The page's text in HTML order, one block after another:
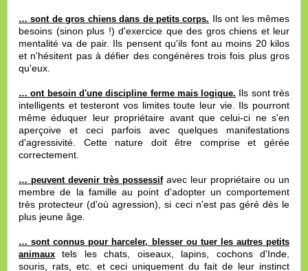
… sont de gros chiens dans de petits corps. Ils ont les mêmes
besoins (sinon plus !) d'exercice que des gros chiens et leur
mentalité va de pair. Ils pensent qu'ils font au moins 20 kilos
et n'hésitent pas à défier des congénères trois fois plus gros
qu'eux.
… ont besoin d'une discipline ferme mais logique. Ils sont très
intelligents et testeront vos limites toute leur vie. Ils pourront
même éduquer leur propriétaire avant que celui-ci ne s'en
aperçoive et ceci parfois avec quelques manifestations
d'agressivité. Cette nature doit être comprise et gérée
correctement.
… peuvent devenir très possessifavec leur propriétaire ou un
membre de la famille au point d'adopter un comportement
très protecteur (d'où agression), si ceci n'est pas géré dès le
plus jeune âge.
… sont connus pour harceler, blesser ou tuer les autres petits
animaux tels les chats, oiseaux, lapins, cochons d'Inde,
souris, rats, etc. et ceci uniquement du fait de leur instinct